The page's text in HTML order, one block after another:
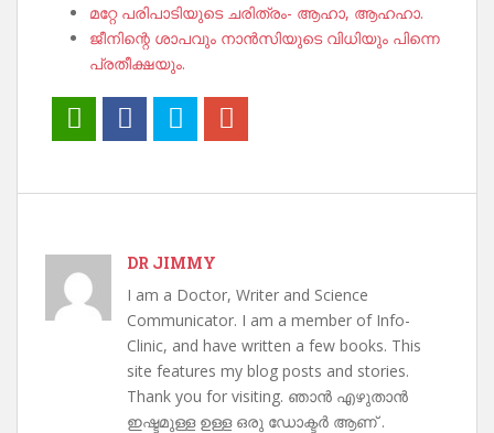
മറ്റേ പരിപാടിയുടെ ചരിത്രം- ആഹാ, ആഹഹാ.
ജീനിന്റെ ശാപവും നാൻസിയുടെ വിധിയും പിന്നെ
പ്രതീക്ഷയും.
DR JIMMY
I am a Doctor, Writer and Science
Communicator. I am a member of Info-
Clinic, and have written a few books. This
site features my blog posts and stories.
Thank you for visiting. ഞാൻ എഴുതാൻ
ഇഷ്ടമുള്ള ഉള്ള ഒരു ഡോക്ടർ ആണ് .